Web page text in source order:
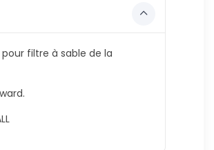
filtre à sable de la